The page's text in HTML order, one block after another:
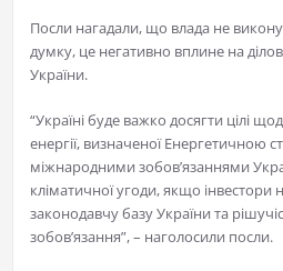
Посли нагадали, що влада не
думку, це негативно вплине на
України.
“Україні буде важко досягти цілі
енергії, визначеної Енергетичною
міжнародними зобов’язаннями
кліматичної угоди, якщо
законодавчу базу України та
зобов’язання”, – наголосили посли.